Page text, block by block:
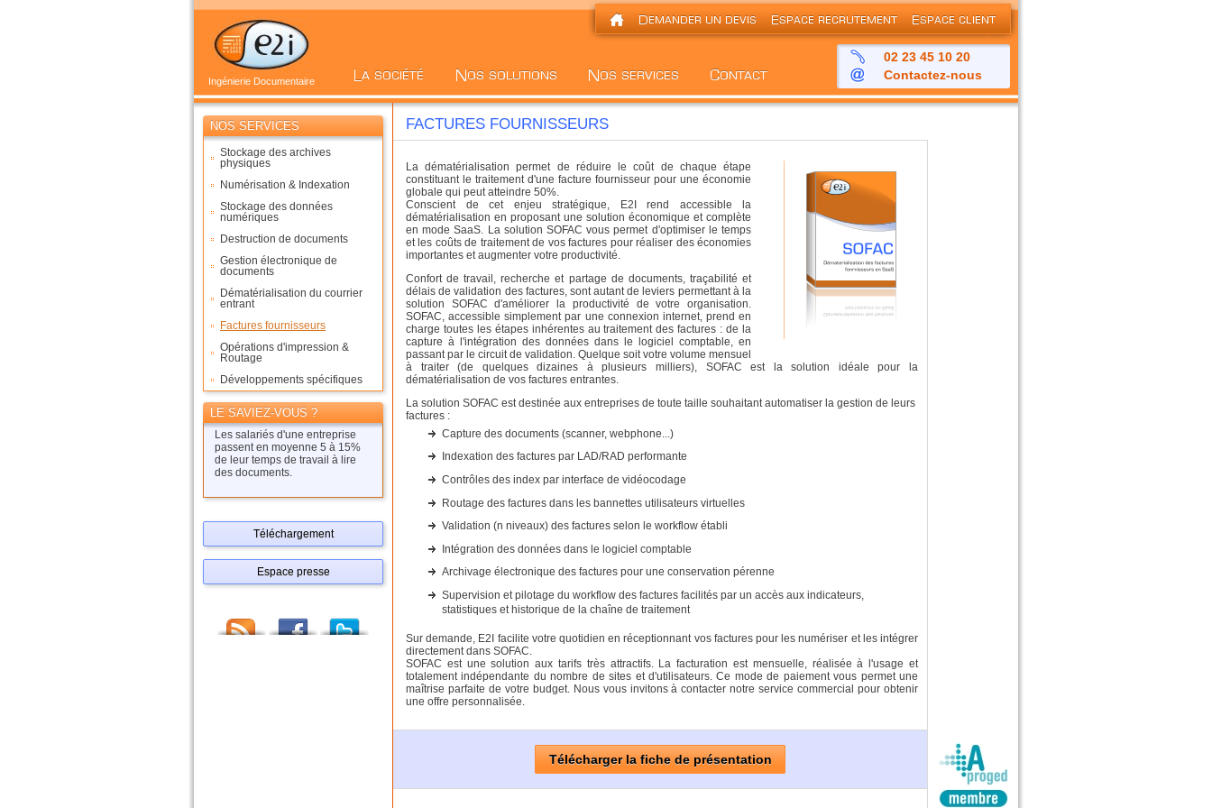
Ingénierie Documentaire
02 23 45 10 20
Contactez-nous
NOS SERVICES
Stockage des archives
physiques
Numérisation & Indexation
Stockage des données
numériques
Destruction de documents
Gestion électronique de
documents
Dématérialisation du courrier
entrant
Factures fournisseurs
Opérations d'impression &
Routage
Développements spécifiques
LE SAVIEZ-VOUS ?
Les salariés d'une entreprise
passent en moyenne 5 à 15%
de leur temps de travail à lire
des documents.
Téléchargement
Espace presse
FACTURES FOURNISSEURS
La dématérialisation permet de réduire le coût de chaque étape
constituant le traitement d'une facture fournisseur pour une économie
globale qui peut atteindre 50%.
Conscient de cet enjeu stratégique, E2I rend accessible la
dématérialisation en proposant une solution économique et complète
en mode SaaS. La solution SOFAC vous permet d'optimiser le temps
et les coûts de traitement de vos factures pour réaliser des économies
importantes et augmenter votre productivité.
Confort de travail, recherche et partage de documents, traçabilité et
délais de validation des factures, sont autant de leviers permettant à la
solution SOFAC d'améliorer la productivité de votre organisation.
SOFAC, accessible simplement par une connexion internet, prend en
charge toutes les étapes inhérentes au traitement des factures : de la
capture à l'intégration des données dans le logiciel comptable, en
passant par le circuit de validation. Quelque soit votre volume mensuel
à traiter (de quelques dizaines à plusieurs milliers), SOFAC est la solution idéale pour la
dématérialisation de vos factures entrantes.
La solution SOFAC est destinée aux entreprises de toute taille souhaitant automatiser la gestion de leurs
factures :
Capture des documents (scanner, webphone...)
Indexation des factures par LAD/RAD performante
Contrôles des index par interface de vidéocodage
Routage des factures dans les bannettes utilisateurs virtuelles
Validation (n niveaux) des factures selon le workflow établi
Intégration des données dans le logiciel comptable
Archivage électronique des factures pour une conservation pérenne
Supervision et pilotage du workflow des factures facilités par un accès aux indicateurs,
statistiques et historique de la chaîne de traitement
Sur demande, E2I facilite votre quotidien en réceptionnant vos factures pour les numériser et les intégrer
directement dans SOFAC.
SOFAC est une solution aux tarifs très attractifs. La facturation est mensuelle, réalisée à l'usage et
totalement indépendante du nombre de sites et d'utilisateurs. Ce mode de paiement vous permet une
maîtrise parfaite de votre budget. Nous vous invitons à contacter notre service commercial pour obtenir
une offre personnalisée.
Télécharger la fiche de présentation